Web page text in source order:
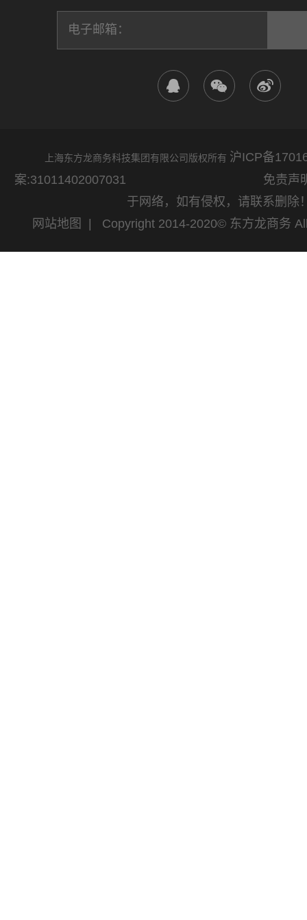
上海东方龙商务科技集团有限公司版权所有 沪ICP备
案:31011402007031 免责声明：网站
于网络，如有侵权，请联系删除
网站地图
| Copyright 2014-2020© 东方龙商务